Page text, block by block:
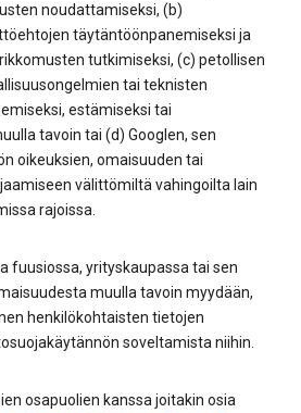
noudattamiseksi, (b)
täytäntöönpanemiseksi ja
tutkimiseksi, (c) petollisen
tai teknisten
estämiseksi tai
tavoin tai (d) Googlen, sen
oikeuksien, omaisuuden tai
välittömiltä vahingoilta lain
rajoissa.
fuusiossa, yrityskaupassa tai sen
muulla tavoin myydään,
henkilökohtaisten tietojen
soveltamista niihin.
osapuolien kanssa joitakin osia